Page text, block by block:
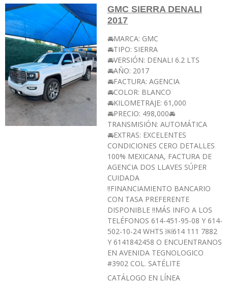
GMC SIERRA DENALI
2017
🚘MARCA: GMC
🚘TIPO: SIERRA
🚘VERSIÓN: DENALI 6.2 LTS
🚘AÑO: 2017
🚘FACTURA: AGENCIA
🚘COLOR: BLANCO
🚘KILOMETRAJE: 61,000
🚘PRECIO: 498,000🚘
TRANSMISIÓN: AUTOMÁTICA
🚘EXTRAS: EXCELENTES
CONDICIONES CERO DETALLES
100% MEXICANA, FACTURA DE
AGENCIA DOS LLAVES SÚPER
CUIDADA
‼️FINANCIAMIENTO BANCARIO
CON TASA PREFERENTE
DISPONIBLE ‼️MÁS INFO A LOS
TELÉFONOS 614-451-95-08 Y 614-
502-10-24 WHTS ￼⁨614 111 7882⁩
Y 6141842458 O ENCUENTRANOS
EN AVENIDA TEGNOLOGICO
#3902 COL. SATÉLITE
CATÁLOGO EN LÍNEA